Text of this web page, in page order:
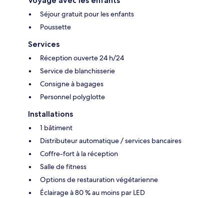
Séjour gratuit pour les enfants
Poussette
Services
Réception ouverte 24 h/24
Service de blanchisserie
Consigne à bagages
Personnel polyglotte
Installations
1 bâtiment
Distributeur automatique / services bancaires
Coffre-fort à la réception
Salle de fitness
Options de restauration végétarienne
Éclairage à 80 % au moins par LED